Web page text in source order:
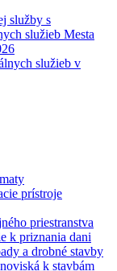
služby s
služieb Mesta
služieb v
prístroje
priestranstva
k priznania dani
a drobné stavby
k stavbám